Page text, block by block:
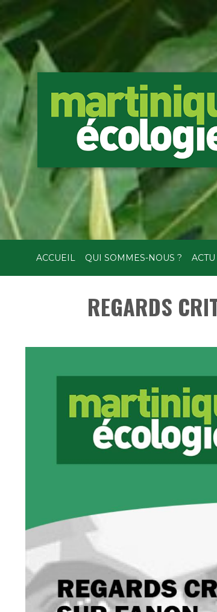
ACCUEIL QUI SOMMES-NOUS ? ACTU
REGARDS